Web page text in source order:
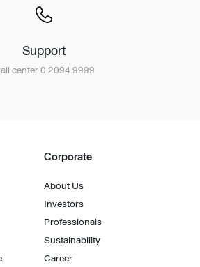
Support
center 0 2094 9999
Corporate
About Us
Investors
Professionals
Sustainability
Career